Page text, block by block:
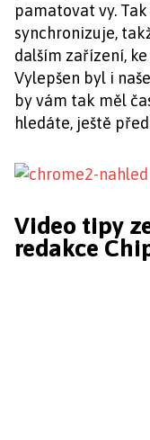
pamatovat vy.
synchronizuje,
dalším zařízení,
Vylepšen byl i
by vám tak měl
hledáte, ještě
Video tipy
redakce